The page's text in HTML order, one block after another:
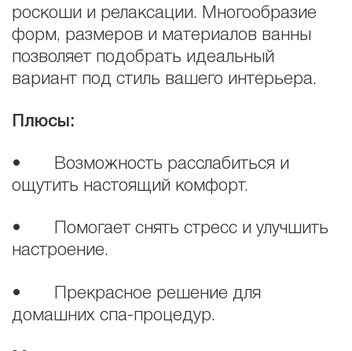
роскоши и релаксации. Многообразие
форм, размеров и материалов ванны
позволяет подобрать идеальный
вариант под стиль вашего интерьера.
Плюсы:
• Возможность расслабиться и
ощутить настоящий комфорт.
• Помогает снять стресс и улучшить
настроение.
• Прекрасное решение для
домашних спа-процедур.